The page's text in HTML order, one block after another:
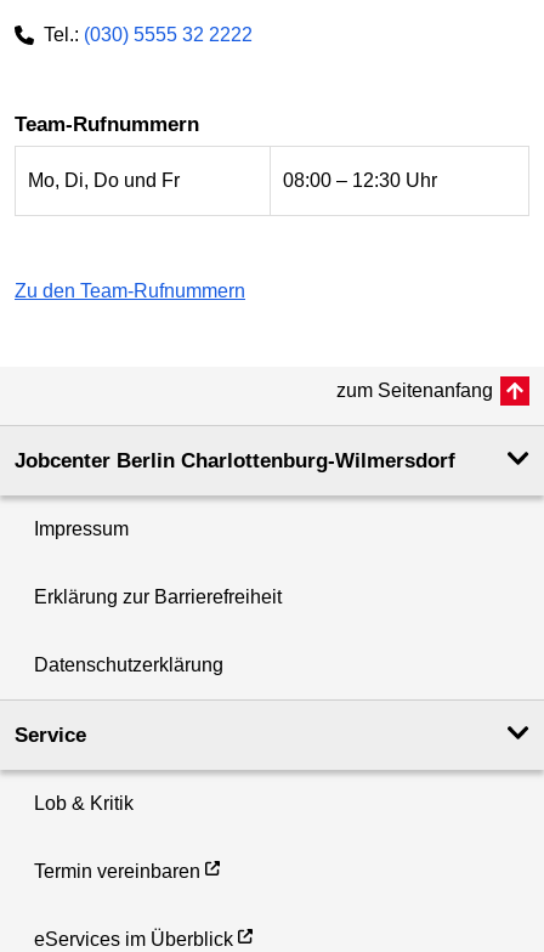
Tel.: (030) 5555 32 2222
Team-Rufnummern
Mo, Di, Do und Fr 08:00 – 12:30 Uhr
Zu den Team-Rufnummern
zum Seitenanfang
Jobcenter Berlin Charlottenburg-Wilmersdorf
Impressum
Erklärung zur Barrierefreiheit
Datenschutzerklärung
Service
Lob & Kritik
Termin vereinbaren
eServices im Überblick